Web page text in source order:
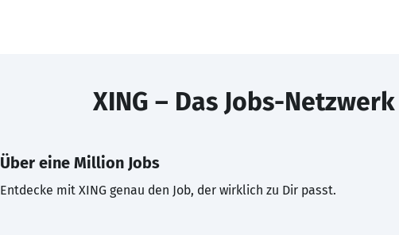
XING – Das Jobs-Netzwerk
Über eine Million Jobs
Entdecke mit XING genau den Job, der wirklich zu Dir passt.